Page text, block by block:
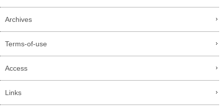
Archives
Terms-of-use
Access
Links